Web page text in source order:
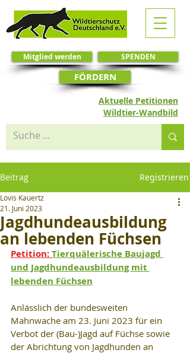
SPENDEN
Mitglied werden
Aktuelle Petitionen
FÖRDERN
Wildtier-Wandbild
Beitrag Registrieren
Jagdhundeausbildung
an lebenden Füchsen
Lovis Kauertz
21. Juni 2023
Petition: Tierquälerische Baujagd
und Jagdhundeausbildung mit
lebenden Füchsen
Anlässlich der bundesweiten
Mahnwache am 23. Juni 2023 für ein
Verbot der (Bau-)Jagd auf Füchse sowie
der Abrichtung von Jagdhunden an